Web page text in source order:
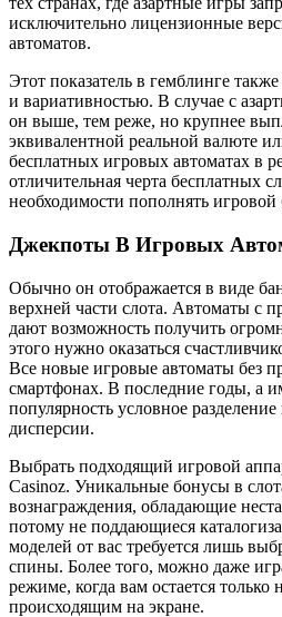
исключительно лицензионные
автоматов.
Этот показатель в гемблинге
и вариативностью. В случае с
он выше, тем реже, но крупнее
эквивалентной реальной валюте
бесплатных игровых автоматах в
отличительная черта бесплатных
необходимости пополнять игровой
Джекпоты В Игровых
Обычно он отображается в виде
верхней части слота. Автоматы с
дают возможность получить
этого нужно оказаться
Все новые игровые автоматы без
смартфонах. В последние годы, а
популярность условное
дисперсии.
Выбрать подходящий игровой
Casinoz. Уникальные бонусы в
вознаграждения, обладающие
потому не поддающиеся
моделей от вас требуется лишь
спины. Более того, можно даже
режиме, когда вам остается только
происходящим на экране.